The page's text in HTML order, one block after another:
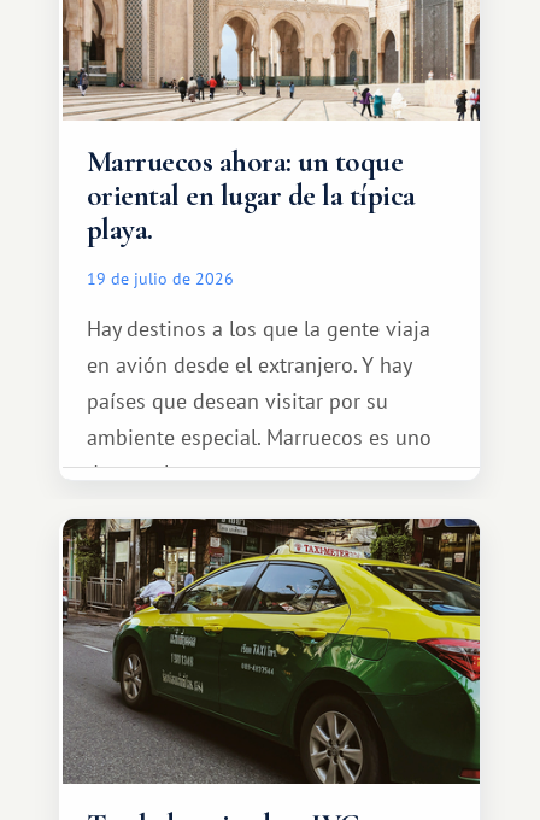
Marruecos ahora: un toque
oriental en lugar de la típica
playa.
19 de julio de 2026
Hay destinos a los que la gente viaja
en avión desde el extranjero. Y hay
países que desean visitar por su
ambiente especial. Marruecos es uno
de esos lugares.